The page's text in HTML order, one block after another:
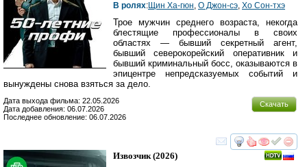
В ролях:Щин Ха-гюн, О Джон-сэ, Хо Сон-тхэ
Трое мужчин среднего возраста, некогда
блестящие профессионалы в своих
областях — бывший секретный агент,
бывший северокорейский оперативник и
бывший криминальный босс, оказываются в
эпицентре непредсказуемых событий и
вынуждены снова взяться за дело.
Скачать
Дата выхода фильма: 22.05.2026
Дата добавления: 06.07.2026
Последнее обновление: 06.07.2026
смотреть
Извозчик (2026)